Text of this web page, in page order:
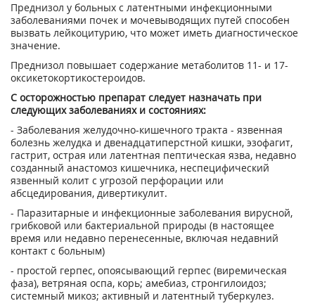
Преднизол у больных с латентными инфекционными
заболеваниями почек и мочевыводящих путей способен
вызвать лейкоцитурию, что может иметь диагностическое
значение.
Преднизол повышает содержание метаболитов 11- и 17-
оксикетокортикостероидов.
С осторожностью препарат следует назначать при
следующих заболеваниях и состояниях:
- Заболевания желудочно-кишечного тракта - язвенная
болезнь желудка и двенадцатиперстной кишки, эзофагит,
гастрит, острая или латентная пептическая язва, недавно
созданный анастомоз кишечника, неспецифический
язвенный колит с угрозой перфорации или
абсцедирования, дивертикулит.
- Паразитарные и инфекционные заболевания вирусной,
грибковой или бактериальной природы (в настоящее
время или недавно перенесенные, включая недавний
контакт с больным)
- простой герпес, опоясывающий герпес (виремическая
фаза), ветряная оспа, корь; амебиаз, стронгилоидоз;
системный микоз; активный и латентный туберкулез.